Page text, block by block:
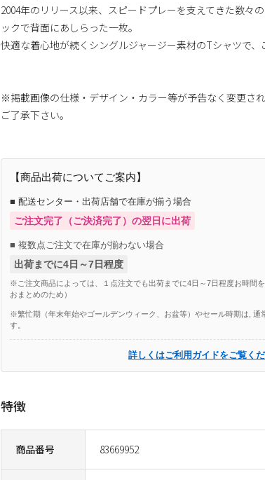
商品番号 83669952
2004年のリリース以来、スピードプレーを支えてきた数々
ックで背面にあしらった一枚。
快適な着心地が続くシングルジャージー素材のTシャツで、
※掲載画像の仕様・デザイン・カラー等が予告なく変更さ
ご了承下さい。
【商品出荷についてご案内】
■ 配送センター・出荷店舗で在庫が揃う場合
ご注文完了（ご決済完了）の翌日に出荷
■ 複数点ご注文で在庫が揃わない場合
出荷までに4日～7日程度
※ご注文商品によっては、１点注文でも出荷までに4日～7日程度お時間
おまとめのため）
※繁忙期（年末年始やゴールデンウィーク、お盆等）やセール時期は, 通
す。
詳しくはご利用ガイドをご覧く
特徴